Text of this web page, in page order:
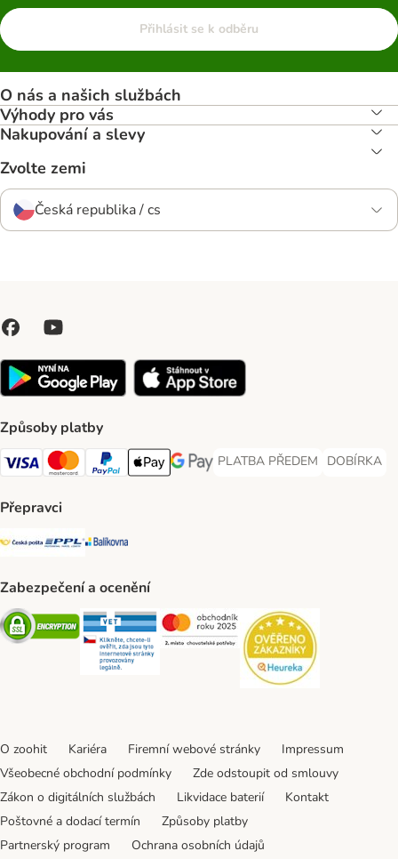
Přihlásit se k odběru
O nás a našich službách
Výhody pro vás
Nakupování a slevy
Zvolte zemi
Česká republika / cs
Způsoby platby
Visa Payment Method
Mastercard Payment Method
PayPal Payment Method
Apple pay Payment Method
GooglePay Payment Method
PLATBA PŘEDEM
PLATBA PŘEDEM Payment
DOBÍRKA
DOBÍRKA
Přepravci
Česká pošta Shipping Method
PPL Shipping Method
Balíkovna Shipping Method
Zabezpečení a ocenění
Security Security Security
O zoohit Kariéra Firemní webové stránky
Impressum
Všeobecné obchodní podmínky
Zde odstoupit od smlouvy
Zákon o digitálních službách
Likvidace baterií
Kontakt
Poštovné a dodací termín
Způsoby platby
Partnerský program
Ochrana osobních údajů